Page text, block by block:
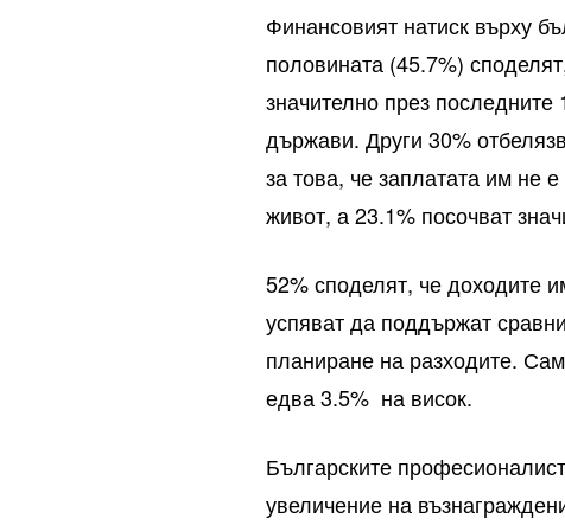
Финансовият натиск върху
половината (45.7%)
значително през последните
държави. Други 30%
за това, че заплатата им не
живот, а 23.1% посочват
52% споделят, че доходите
успяват да поддържат
планиране на разходите.
едва 3.5% на висок.
Българските
увеличение на